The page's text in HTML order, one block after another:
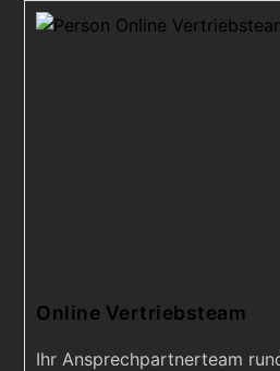
Online Vertriebsteam
Ihr Ansprechpartnerteam